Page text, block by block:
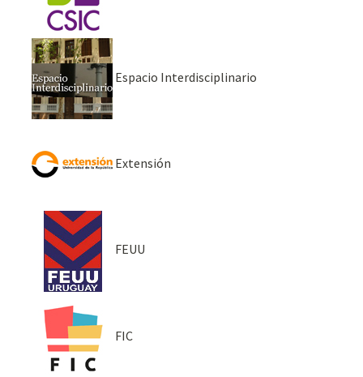
Espacio Interdisciplinario
Extensión
FEUU
FIC